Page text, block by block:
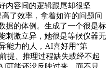
内容间的逻辑跟尾却很坚
了效率，拿着如许的问题问
据的体例。生成了一个很是标
刺激立异，她很是等候仪器无
能力的人，AI喜好用“第
提、推理过程缺失或经不起
可能还没反映过来。而不只